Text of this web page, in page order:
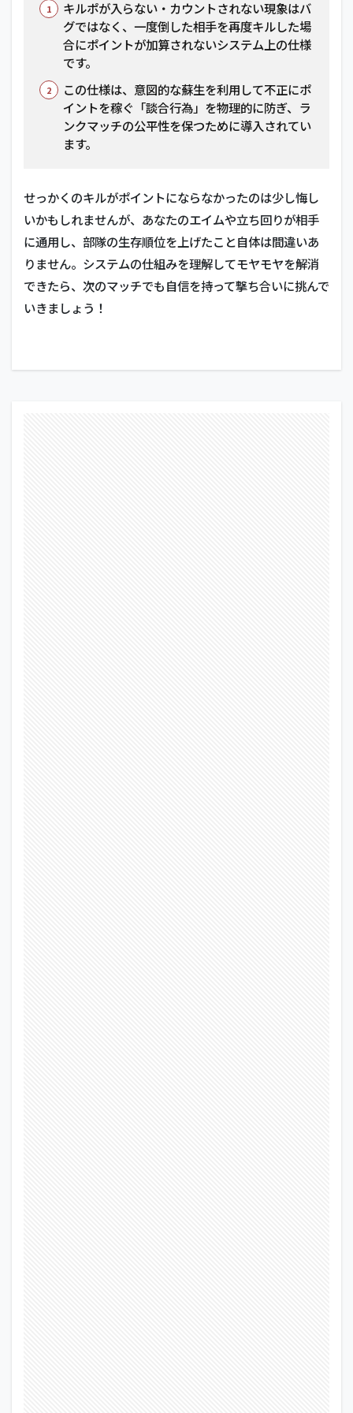
キルポが入らない・カウントされない現象はバ
グではなく、一度倒した相手を再度キルした場
合にポイントが加算されないシステム上の仕様
です。
この仕様は、意図的な蘇生を利用して不正にポ
イントを稼ぐ「談合行為」を物理的に防ぎ、ラ
ンクマッチの公平性を保つために導入されてい
ます。
せっかくのキルがポイントにならなかったのは少し悔し
いかもしれませんが、あなたのエイムや立ち回りが相手
に通用し、部隊の生存順位を上げたこと自体は間違いあ
りません。システムの仕組みを理解してモヤモヤを解消
できたら、次のマッチでも自信を持って撃ち合いに挑んで
いきましょう！